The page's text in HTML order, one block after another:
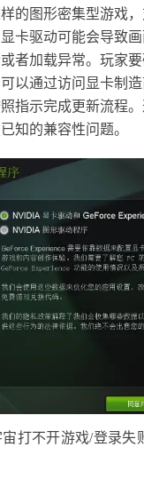
样的图形密集型游戏
卡驱动可能会导致画
者加载异常。玩家
以通过访问显卡制
指示完成更新流程
知的兼容性问题。
打不开游戏/登录失